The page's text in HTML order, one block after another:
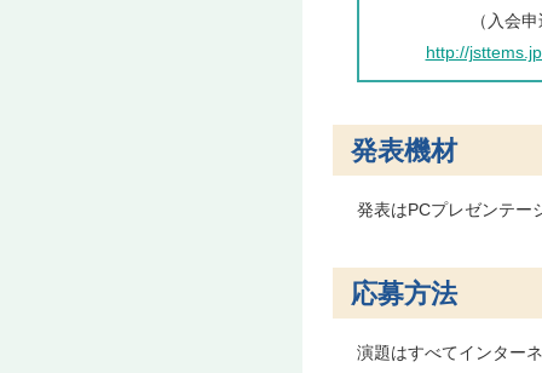
（入会
http://
発表機材
発表はPCプレゼンテー
応募方法
演題はすべてインター